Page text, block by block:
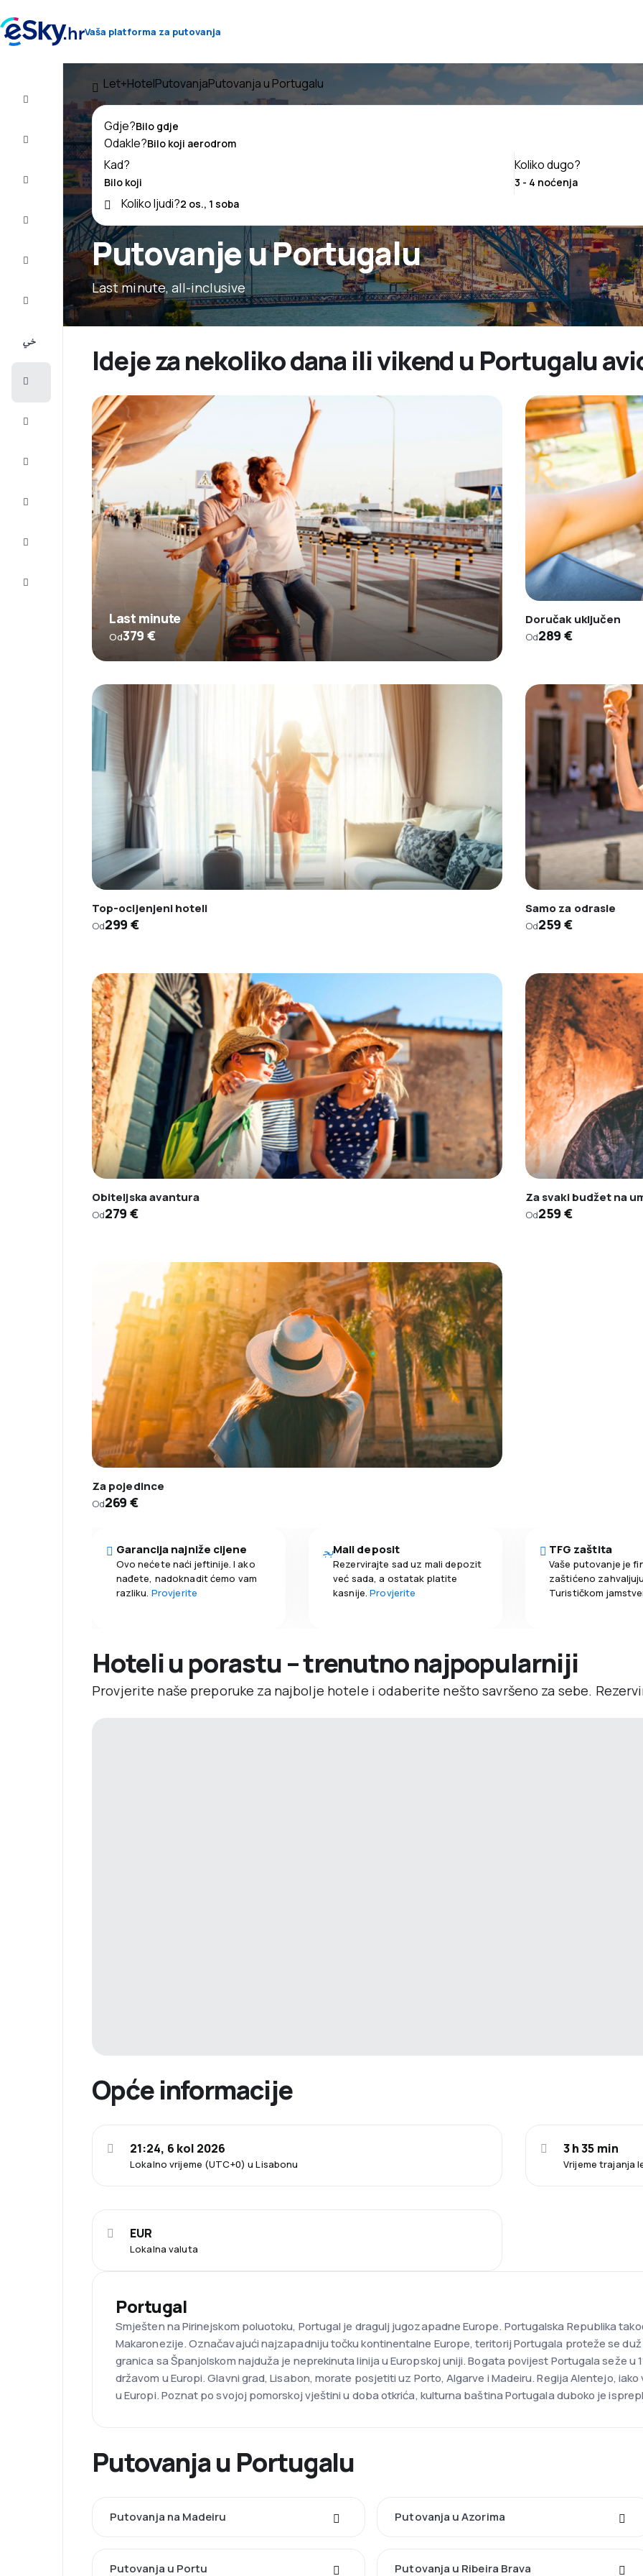
Vaša platforma za putovanja
Let+Hotel
Ljetovanje
Let+HotelPutovanjaPutovanja u Portugalu
Putovanje u Portugalu
Last minute, all-inclusive
Gdje?
Odakle?
Kad?
Koliko dugo?
Koliko ljudi?
Ideje za nekoliko dana ili vikend u Portugalu
Last minute
Od379 €
Doručak uključen
Od289 €
Top-ocijenjeni hoteli
Od299 €
Samo za odrasle
Od259 €
Obiteljska avantura
Od279 €
Za svaki budžet na
Od259 €
Za pojedince
Od269 €
Garancija najniže cijene
Ovo nećete naći jeftinije. I ako
nađete, nadoknadit ćemo vam
razliku. Provjerite
Mali deposit
Rezervirajte sad uz mali depozit
već sada, a ostatak platite
kasnije.Provjerite
TFG zaštita
Vaše putovanje je
zaštićeno
Turističkom
Hoteli u porastu – trenutno najpopularniji
Provjerite naše preporuke za najbolje hotele i odaberite nešto savršeno za sebe.
Opće informacije
Lokalno vrijeme (UTC+0) u Lisabonu
21:24, 6 kol 2026
Vrijeme trajanja
3 h 35 min
Lokalna valuta
EUR
Portugal
Smješten na Pirinejskom poluotoku, Portugal je dragulj jugozapadne Europe. Portugalska Republika
Makaronezije. Označavajući najzapadniju točku kontinentalne Europe, teritorij Portugala proteže se
granica sa Španjolskom najduža je neprekinuta linija u Europskoj uniji. Bogata povijest Portugala seže u
državom u Europi. Glavni grad, Lisabon, morate posjetiti uz Porto, Algarve i Madeiru. Regija Alentejo,
u Europi. Poznat po svojoj pomorskoj vještini u doba otkrića, kulturna baština Portugala duboko je
Putovanja u Portugalu
Putovanja na Madeiru Putovanja u Azorima
Putovanja u Portu Putovanja u Ribeira Brava